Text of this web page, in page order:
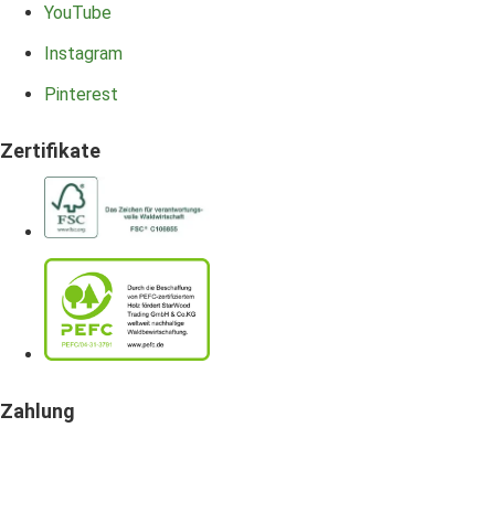
YouTube
Instagram
Pinterest
Zertifikate
Zahlung